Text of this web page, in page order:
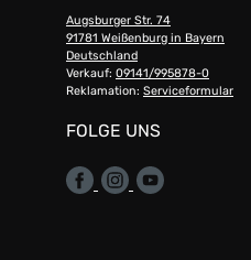
Augsburger Str. 74
91781 Weißenburg in Bayern
Deutschland
Verkauf: 09141/995878-0
Reklamation: Serviceformular
FOLGE UNS